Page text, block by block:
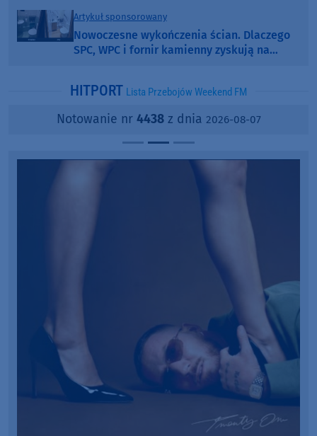
Artykuł sponsorowany
Nowoczesne wykończenia ścian. Dlaczego
SPC, WPC i fornir kamienny zyskują na
HITPORT Lista Przebojów Weekend FM
Notowanie nr 4438z dnia 2026-08-07